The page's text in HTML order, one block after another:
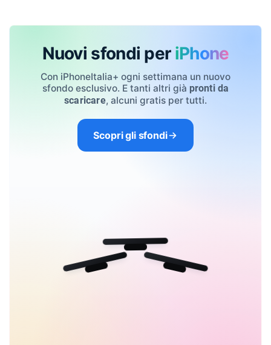
Nuovi sfondi per iPhone
Con iPhoneItalia+ ogni settimana un nuovo
sfondo esclusivo. E tanti altri già pronti da
scaricare, alcuni gratis per tutti.
Scopri gli sfondi